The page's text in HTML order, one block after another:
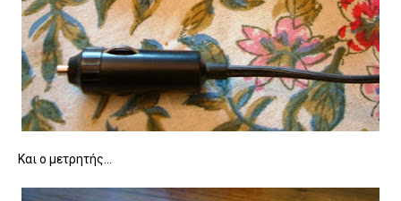
Και ο μετρητής...